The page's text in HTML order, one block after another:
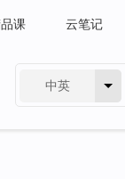
课 云笔记
中英